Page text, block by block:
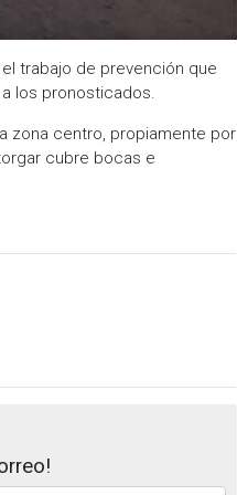
trabajo de prevención que
los pronosticados.
zona centro, propiamente por
cubre bocas e